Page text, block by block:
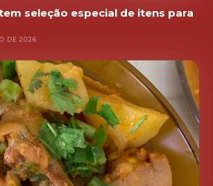
seleção especial de itens para
DE 2026